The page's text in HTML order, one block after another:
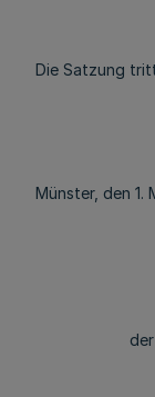
Die Satzung
Münster, den 1.